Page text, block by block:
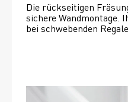
Die rückseitigen
sichere Wandmontage.
bei schwebenden